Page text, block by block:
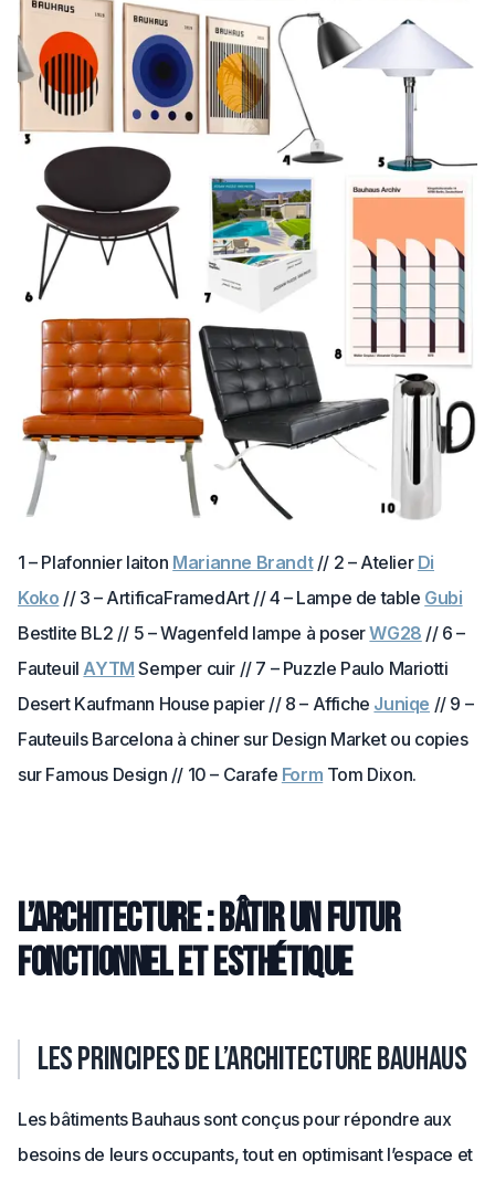
1 – Plafonnier laiton Marianne Brandt// 2 – Atelier Di
Koko // 3 – ArtificaFramedArt // 4 – Lampe de table Gubi
Bestlite BL2 // 5 – Wagenfeld lampe à poserWG28 // 6 –
Fauteuil AYTM Semper cuir // 7 – Puzzle Paulo Mariotti
Desert Kaufmann House papier // 8 – Affiche Juniqe // 9 –
Fauteuils Barcelona à chiner sur Design Market ou copies
sur Famous Design // 10 – Carafe Form Tom Dixon.
L’architecture : bâtir un futur
fonctionnel et esthétique
Les principes de l’architecture Bauhaus
Les bâtiments Bauhaus sont conçus pour répondre aux
besoins de leurs occupants, tout en optimisant l’espace et